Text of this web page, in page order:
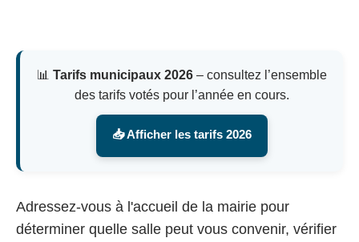
📊 Tarifs municipaux 2026– consultez l’ensemble
des tarifs votés pour l’année en cours.
📥 Afficher les tarifs 2026
Adressez-vous à l'accueil de la mairie pour
déterminer quelle salle peut vous convenir, vérifier